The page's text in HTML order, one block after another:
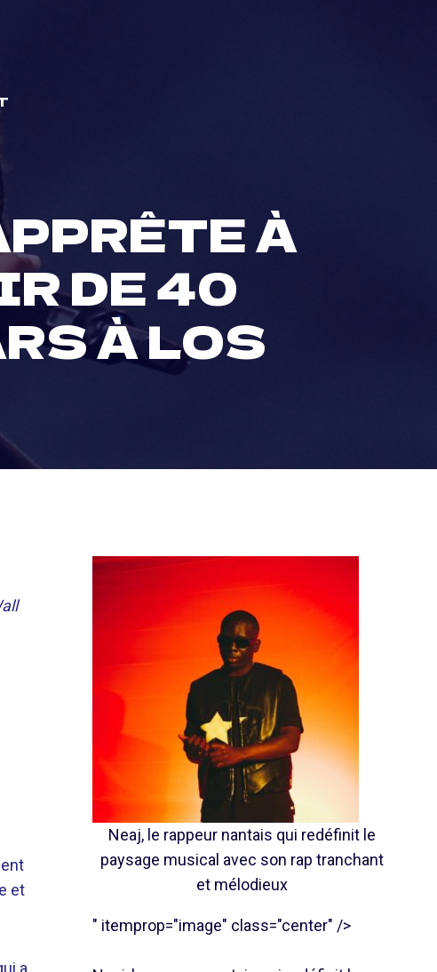
À
DE 40
À LOS
et
a
Neaj, le rappeur nantais qui redéfinit le
paysage musical avec son rap tranchant
et mélodieux
" itemprop="image" class="center" />